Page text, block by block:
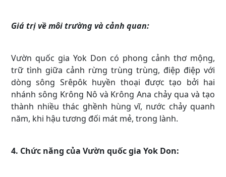
Giá trị về môi trường và cảnh quan:
Vườn quốc gia Yok Don có phong cảnh thơ mộng,
trữ tình giữa cảnh rừng trùng trùng, điệp điệp với
dòng sông Srêpôk huyền thoại được tạo bởi hai
nhánh sông Krông Nô và Krông Ana chảy qua và tạo
thành nhiều thác ghềnh hùng vĩ, nước chảy quanh
năm, khi hậu tương đối mát mẻ, trong lành.
4. Chức năng của Vườn quốc gia Yok Don: